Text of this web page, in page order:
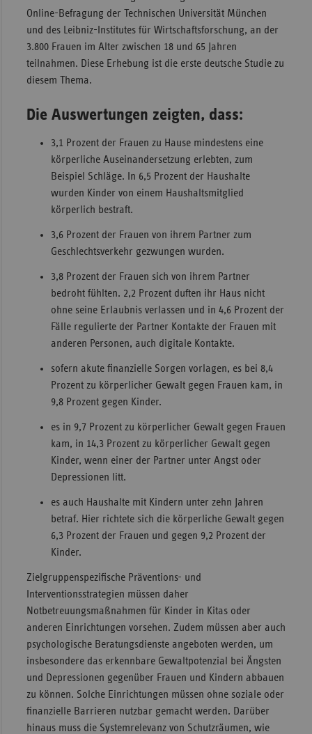
Online-Befragung der Technischen Universität München
und des Leibniz-Institutes für Wirtschaftsforschung, an der
3.800 Frauen im Alter zwischen 18 und 65 Jahren
teilnahmen. Diese Erhebung ist die erste deutsche Studie zu
diesem Thema.
Die Auswertungen zeigten, dass:
3,1 Prozent der Frauen zu Hause mindestens eine
körperliche Auseinandersetzung erlebten, zum
Beispiel Schläge. In 6,5 Prozent der Haushalte
wurden Kinder von einem Haushaltsmitglied
körperlich bestraft.
3,6 Prozent der Frauen von ihrem Partner zum
Geschlechtsverkehr gezwungen wurden.
3,8 Prozent der Frauen sich von ihrem Partner
bedroht fühlten. 2,2 Prozent duften ihr Haus nicht
ohne seine Erlaubnis verlassen und in 4,6 Prozent der
Fälle regulierte der Partner Kontakte der Frauen mit
anderen Personen, auch digitale Kontakte.
sofern akute finanzielle Sorgen vorlagen, es bei 8,4
Prozent zu körperlicher Gewalt gegen Frauen kam, in
9,8 Prozent gegen Kinder.
es in 9,7 Prozent zu körperlicher Gewalt gegen Frauen
kam, in 14,3 Prozent zu körperlicher Gewalt gegen
Kinder, wenn einer der Partner unter Angst oder
Depressionen litt.
es auch Haushalte mit Kindern unter zehn Jahren
betraf. Hier richtete sich die körperliche Gewalt gegen
6,3 Prozent der Frauen und gegen 9,2 Prozent der
Kinder.
Zielgruppenspeziﬁsche Präventions- und
Interventionsstrategien müssen daher
Notbetreuungsmaßnahmen für Kinder in Kitas oder
anderen Einrichtungen vorsehen. Zudem müssen aber auch
psychologische Beratungsdienste angeboten werden, um
insbesondere das erkennbare Gewaltpotenzial bei Ängsten
und Depressionen gegenüber Frauen und Kindern abbauen
zu können. Solche Einrichtungen müssen ohne soziale oder
finanzielle Barrieren nutzbar gemacht werden. Darüber
hinaus muss die Systemrelevanz von Schutzräumen, wie